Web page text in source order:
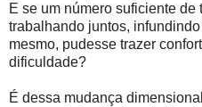
E se um número suficiente de
trabalhando juntos,
mesmo, pudesse trazer
dificuldade?
É dessa mudança